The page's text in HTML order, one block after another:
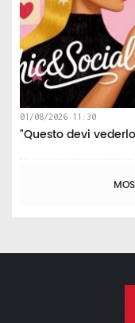
01/08/2026 11:30
"Questo devi